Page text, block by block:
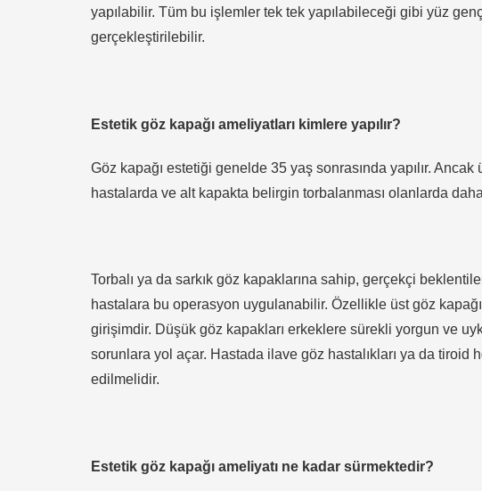
yapılabilir. Tüm bu işlemler tek tek yapılabileceği gibi yüz
gerçekleştirilebilir.
Estetik göz kapağı ameliyatları kimlere yapılır?
Göz kapağı estetiği genelde 35 yaş sonrasında yapılır.
hastalarda ve alt kapakta belirgin torbalanması olanlarda
Torbalı ya da sarkık göz kapaklarına sahip, gerçekçi
hastalara bu operasyon uygulanabilir. Özellikle üst göz
girişimdir. Düşük göz kapakları erkeklere sürekli yorgun ve
sorunlara yol açar. Hastada ilave göz hastalıkları ya da tiroid
edilmelidir.
Estetik göz kapağı ameliyatı ne kadar sürmektedir?